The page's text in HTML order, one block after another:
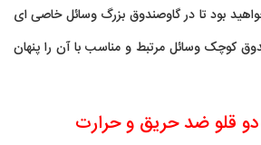
بود تا در گاوصندوق بزرگ وسائل خاصی ای
کوچک وسائل مرتبط و مناسب با آن را پنهان
قلو ضد حریق و حرارت